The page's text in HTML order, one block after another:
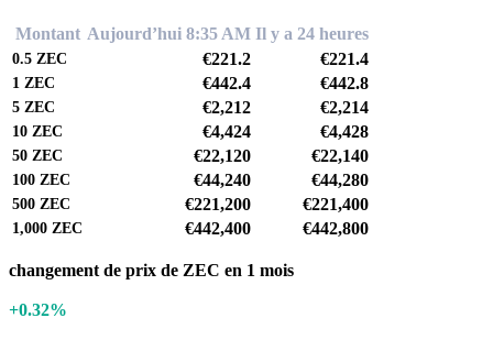
Montant Aujourd’hui 8:35 AM Il y a 24 heures
0.5 ZEC €221.2 €221.4
1 ZEC €442.4 €442.8
5 ZEC €2,212 €2,214
10 ZEC €4,424 €4,428
50 ZEC €22,120 €22,140
100 ZEC €44,240 €44,280
500 ZEC €221,200 €221,400
1,000 ZEC €442,400 €442,800
changement de prix de ZEC en 1 mois
+0.32%